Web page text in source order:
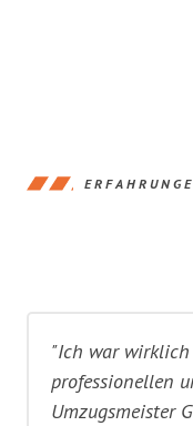
"Ich war
professionellen
Umzugsmeister